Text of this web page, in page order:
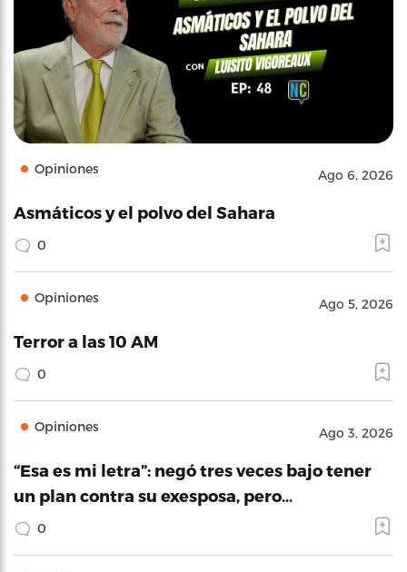
Opiniones Ago 6, 2026
Asmáticos y el polvo del Sahara
0
Opiniones Ago 5, 2026
Terror a las 10 AM
0
Opiniones Ago 3, 2026
“Esa es mi letra”: negó tres veces bajo tener
un plan contra su exesposa, pero…
0